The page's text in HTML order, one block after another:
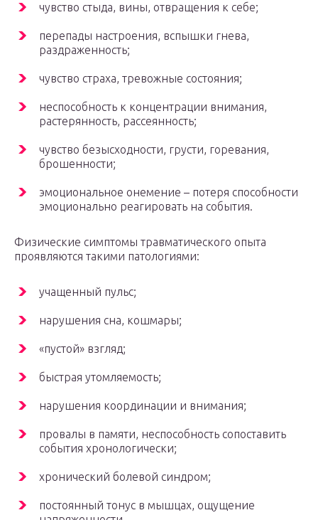
чувство стыда, вины, отвращения к себе;
перепады настроения, вспышки гнева,
раздраженность;
чувство страха, тревожные состояния;
неспособность к концентрации внимания,
растерянность, рассеянность;
чувство безысходности, грусти, горевания,
брошенности;
эмоциональное онемение – потеря способности
эмоционально реагировать на события.
Физические симптомы травматического опыта
проявляются такими патологиями:
учащенный пульс;
нарушения сна, кошмары;
«пустой» взгляд;
быстрая утомляемость;
нарушения координации и внимания;
провалы в памяти, неспособность сопоставить
события хронологически;
хронический болевой синдром;
постоянный тонус в мышцах, ощущение